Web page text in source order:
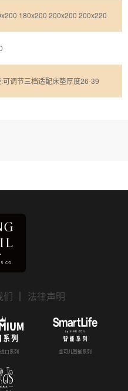
180x200 200x200 200x220
可调节三档适配床垫厚度26-39
们 ｜ 法律声明
口系列 金可儿智能系列